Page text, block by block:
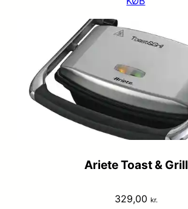
Ariete Toast & Grill
329,00 kr.